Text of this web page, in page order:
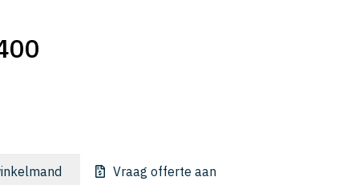
Vraag offerte aan